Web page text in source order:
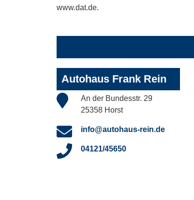
www.dat.de.
Autohaus Frank Rein
An der Bundesstr. 29
25358 Horst
info@autohaus-rein.de
04121/45650